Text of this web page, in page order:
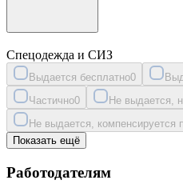
Спецодежда и СИЗ
Выдается бесплатно0
Частично0 Не выдается,
Не выдается, компенсируется
Показать ещё
Работодателям